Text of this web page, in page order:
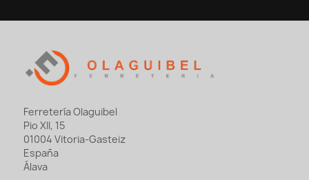
Ferretería Olaguibel
Pio XII, 15
01004 Vitoria-Gasteiz
España
Álava